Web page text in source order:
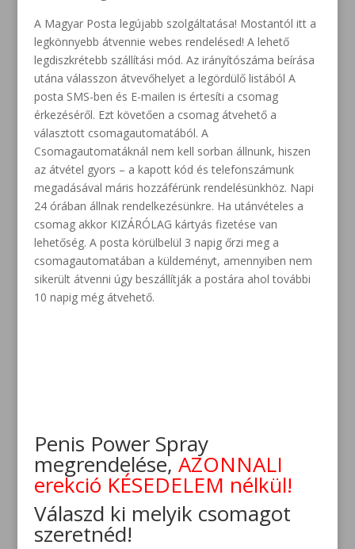
A Magyar Posta legújabb szolgáltatása! Mostantól itt a
legkönnyebb átvennie webes rendelésed! A lehető
legdiszkrétebb szállítási mód. Az irányítószáma beírása
utána válasszon átvevőhelyet a legördülő listából A
posta SMS-ben és E-mailen is értesíti a csomag
érkezéséről. Ezt követően a csomag átvehető a
választott csomagautomatából. A
Csomagautomatáknál nem kell sorban állnunk, hiszen
az átvétel gyors – a kapott kód és telefonszámunk
megadásával máris hozzáférünk rendelésünkhöz. Napi
24 órában állnak rendelkezésünkre. Ha utánvételes a
csomag akkor KIZÁRÓLAG kártyás fizetése van
lehetőség. A posta körülbelül 3 napig őrzi meg a
csomagautomatában a küldeményt, amennyiben nem
sikerült átvenni úgy beszállítják a postára ahol további
10 napig még átvehető.
Penis Power Spray
megrendelése, AZONNALI
erekció KÉSEDELEM nélkül!
Válaszd ki melyik csomagot
szeretnéd!